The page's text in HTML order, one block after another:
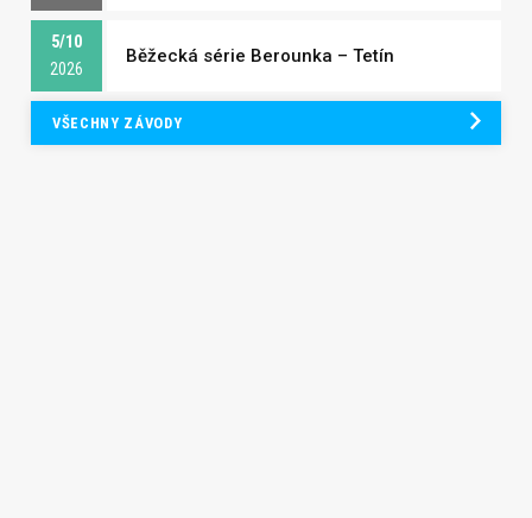
5/10
2026
Běžecká série Berounka – Tetín
VŠECHNY ZÁVODY